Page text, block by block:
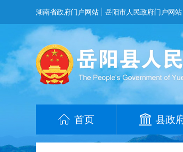
湖南省政府门户网站 岳阳市人民政府门户网站
首页 县政